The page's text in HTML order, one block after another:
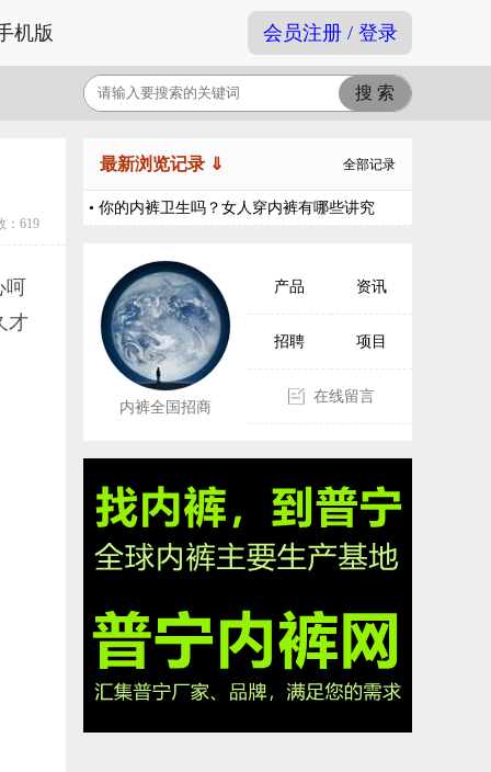
机版 会员注册 / 登录
：619
才
最新浏览记录 ⇓ 全部记录
• 你的内裤卫生吗？女人穿内裤有哪些讲究
内裤全国招商
产品 资讯
招聘 项目
在线留言